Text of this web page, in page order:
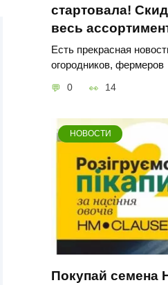
стартовала!
весь
Есть прекрасная
огородников, фермеров
0 14
НОВОСТИ
Покупай семена